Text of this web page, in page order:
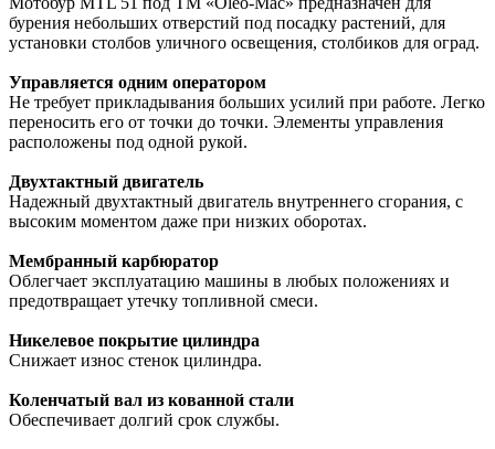
бурения небольших отверстий под посадку растений, для
установки столбов уличного освещения, столбиков для оград.
Управляется одним оператором
Не требует прикладывания больших усилий при работе. Легко
переносить его от точки до точки. Элементы управления
расположены под одной рукой.
Двухтактный двигатель
Надежный двухтактный двигатель внутреннего сгорания, с
высоким моментом даже при низких оборотах.
Мембранный карбюратор
Облегчает эксплуатацию машины в любых положениях и
предотвращает утечку топливной смеси.
Никелевое покрытие цилиндра
Снижает износ стенок цилиндра.
Коленчатый вал из кованной стали
Обеспечивает долгий срок службы.